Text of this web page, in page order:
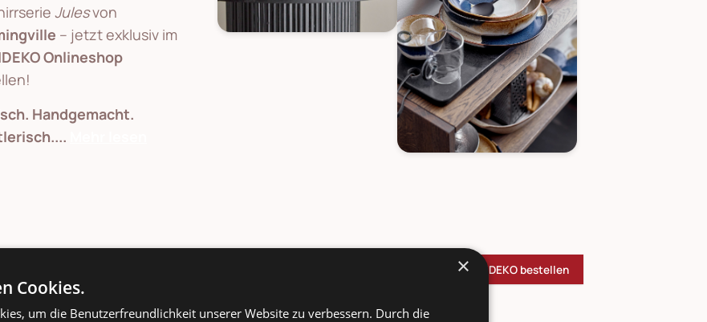
Julesvon
– jetzt exklusiv im
Onlineshop
Handgemacht.
...
Bloomingville Geschirr Jules online kaufen – nordisch, handgemacht & günstig bei SKANDEKO bestellen
×
Cookies.
um die Benutzerfreundlichkeit unserer Website zu verbessern. Durch die